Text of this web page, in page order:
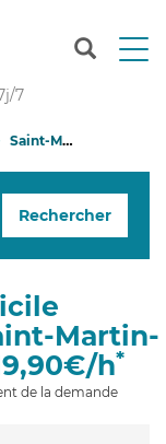
T
n
g
i
7
Saint-Martin-d'Ordon
Rechercher
Martin-
h*
de la demande